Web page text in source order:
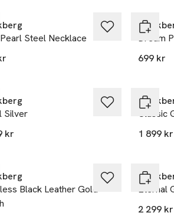
Steel Necklace
Dream
699 kr
Silver
kr
Classic
1 899 kr
Black Leather Gold
Eternal
2 299 kr